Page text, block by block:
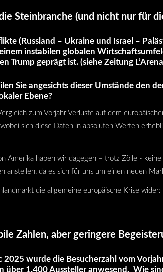
Steinbranche (und nicht nur für
(Russland – Ukraine und Israel –
instabilen globalen
Trump geprägt ist. (siehe Zeitung L’Arena
Sie angesichts dieser Umstände den
Ebene?
zum Vorjahr Verluste auf dem
sich diese Daten in absoluten Werten
Amerika haben wir dagegen – trotz Zölle -
anstellen, da es sich für uns um einen neuen
die allgemeine europäische Krise
Zahlen, aber geringere
2025 wurde die Besucherzahl vom
über 1.400 Aussteller anwesend. Wie